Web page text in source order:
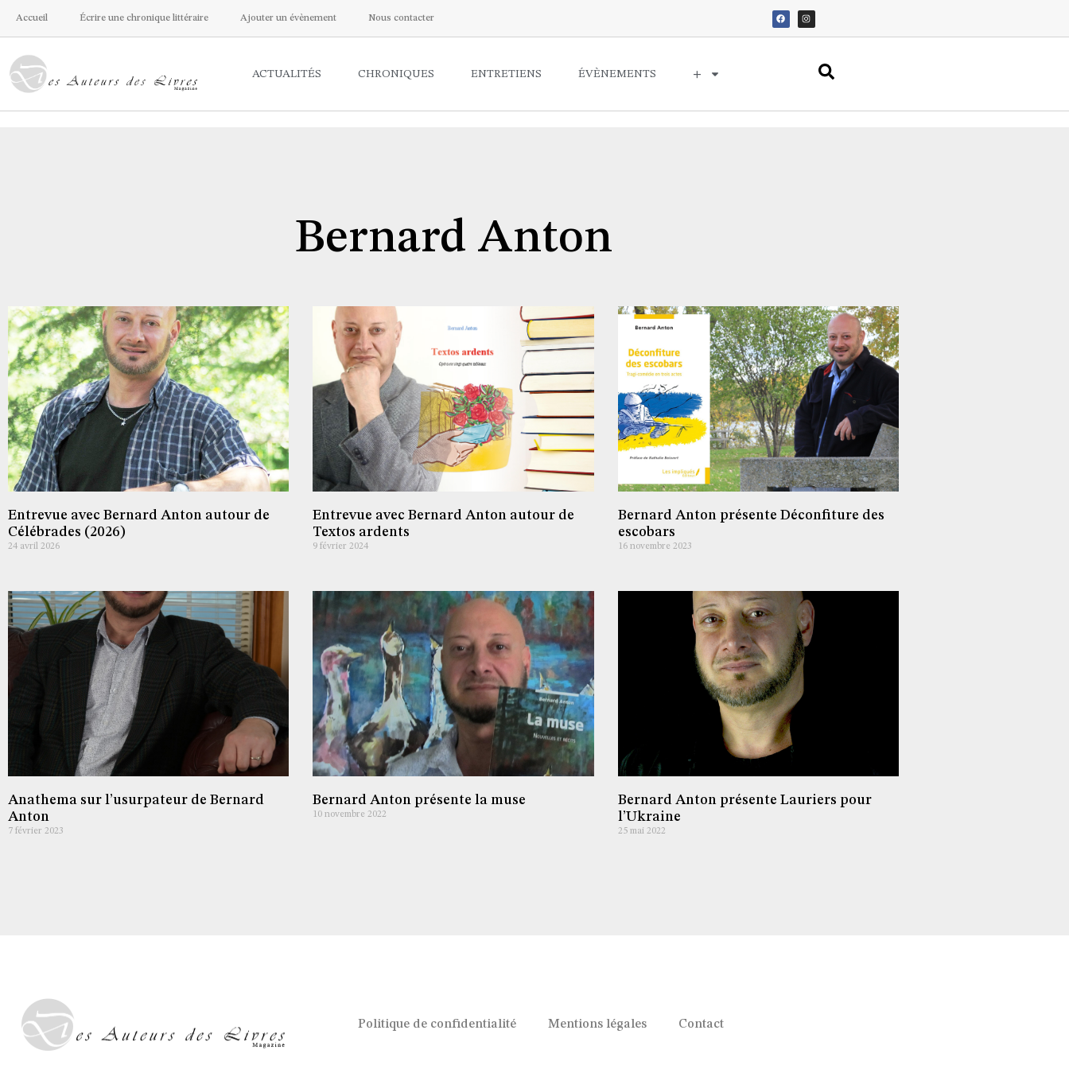
Accueil Écrire une chronique littéraire Ajouter un évènement Nous contacter
ACTUALITÉS CHRONIQUES ENTRETIENS ÉVÈNEMENTS +
Bernard Anton
Entrevue avec Bernard Anton autour de
Célébrades (2026)
24 avril 2026
Entrevue avec Bernard Anton autour de
Textos ardents
9 février 2024
Bernard Anton présente Déconfiture des
escobars
16 novembre 2023
Anathema sur l’usurpateur de Bernard
Anton
7 février 2023
Bernard Anton présente la muse
10 novembre 2022
Bernard Anton présente Lauriers pour
l’Ukraine
25 mai 2022
Politique de confidentialité Mentions légales Contact